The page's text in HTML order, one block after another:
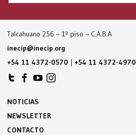
Talcahuano 256 – 1º piso – C.A.B.A
inecip@inecip.org
+54 11 4372-0570 | +54 11 4372-4970
NOTICIAS
NEWSLETTER
CONTACTO